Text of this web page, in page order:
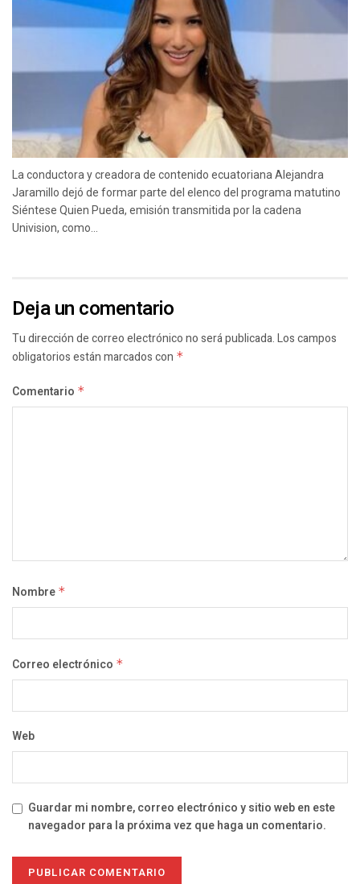
La conductora y creadora de contenido ecuatoriana Alejandra
Jaramillo dejó de formar parte del elenco del programa matutino
Siéntese Quien Pueda, emisión transmitida por la cadena
Univision, como...
Deja un comentario
Tu dirección de correo electrónico no será publicada.Los campos
obligatorios están marcados con *
Comentario *
Nombre *
Correo electrónico *
Web
Guardar mi nombre, correo electrónico y sitio web en este
navegador para la próxima vez que haga un comentario.